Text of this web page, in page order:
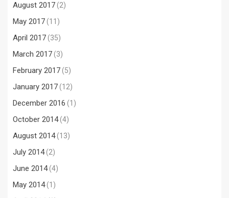
August 2017(2)
May 2017(11)
April 2017(35)
March 2017(3)
February 2017(5)
January 2017(12)
December 2016 (1)
October 2014(4)
August 2014(13)
July 2014(2)
June 2014(4)
May 2014(1)